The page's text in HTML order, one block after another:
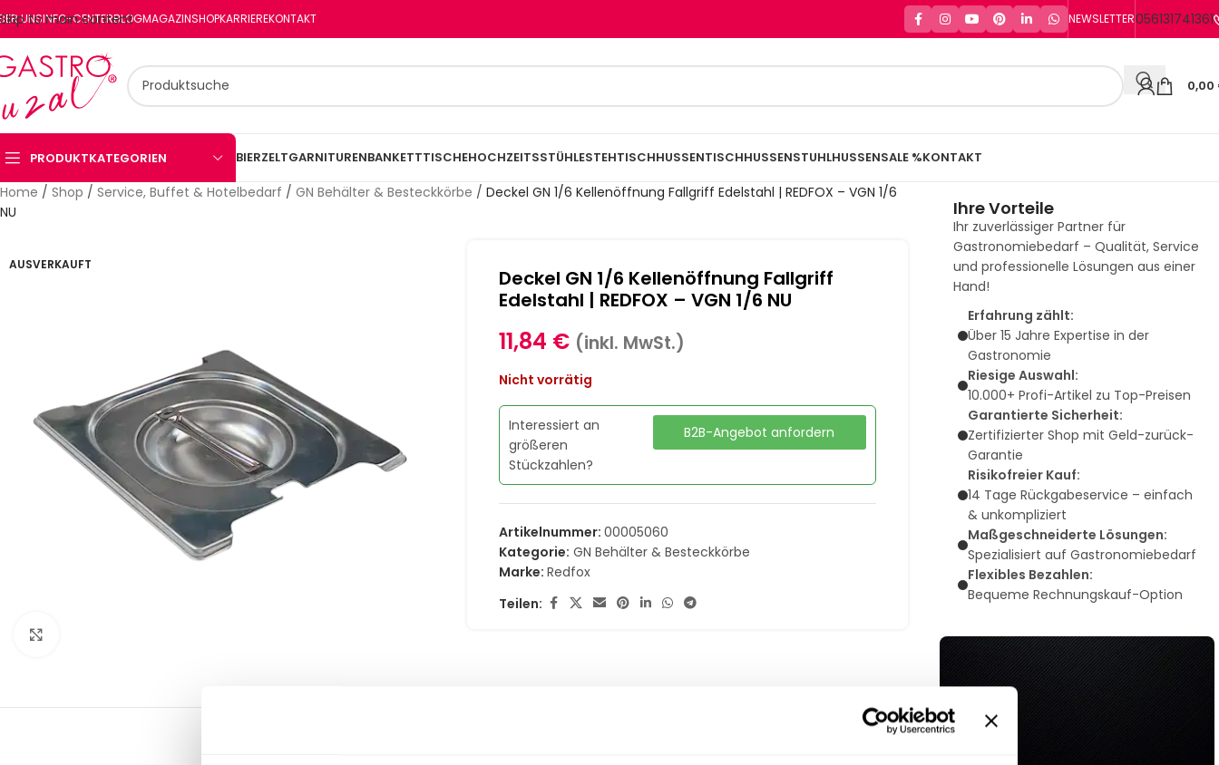
Skip to main content
UNSINFO-CENTERBLOGMAGAZINSHOPKARRIEREKONTAKT NEWSLETTER056131741361
0,00
PRODUKTKATEGORIEN BIERZELTGARNITURENBANKETTTISCHEHOCHZEITSSTÜHLESTEHTISCHHUSSENTISCHHUSSENSTUHLHUSSENSALE %KONTAKT
Home / Shop / Service, Buffet & Hotelbedarf / GN Behälter & Besteckkörbe / Deckel GN 1/6 Kellenöffnung Fallgriff Edelstahl | REDFOX – VGN 1/6
NU
AUSVERKAUFT
Deckel GN 1/6 Kellenöffnung Fallgriff
Edelstahl | REDFOX – VGN 1/6 NU
11,84 € (inkl. MwSt.)
Nicht vorrätig
Interessiert an
größeren
Stückzahlen?
B2B-Angebot anfordern
Artikelnummer:00005060
Kategorie: GN Behälter & Besteckkörbe
Marke:Redfox
Teilen:
Ihre Vorteile
Ihr zuverlässiger Partner für
Gastronomiebedarf – Qualität, Service
und professionelle Lösungen aus einer
Hand!
Erfahrung zählt:
Über 15 Jahre Expertise in der
Gastronomie
Riesige Auswahl:
10.000+ Profi-Artikel zu Top-Preisen
Garantierte Sicherheit:
Zertifizierter Shop mit Geld-zurück-
Garantie
Risikofreier Kauf:
14 Tage Rückgabeservice – einfach
& unkompliziert
Maßgeschneiderte Lösungen:
Spezialisiert auf Gastronomiebedarf
Flexibles Bezahlen:
Bequeme Rechnungskauf-Option